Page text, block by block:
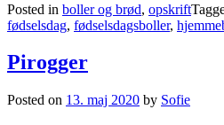
Posted in boller og brød, opskrift
fødselsdag, fødselsdagsboller,
Pirogger
Posted on 13. maj 2020 by Sofie